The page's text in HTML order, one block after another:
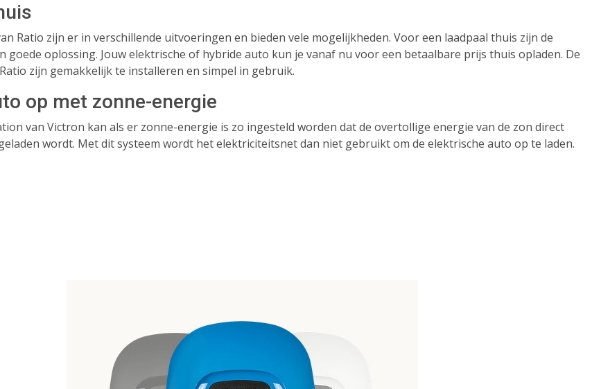
Ratio zijn er in verschillende uitvoeringen en bieden vele mogelijkheden. Voor een laadpaal thuis zijn de
goede oplossing. Jouw elektrische of hybride auto kun je vanaf nu voor een betaalbare prijs thuis opladen. De
zijn gemakkelijk te installeren en simpel in gebruik.
op met zonne-energie
van Victron kan als er zonne-energie is zo ingesteld worden dat de overtollige energie van de zon direct
wordt. Met dit systeem wordt het elektriciteitsnet dan niet gebruikt om de elektrische auto op te laden.